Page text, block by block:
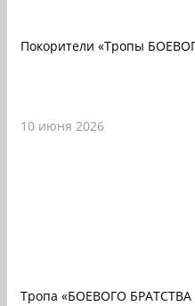
Покорители «Тропы
10 июня 2026
Тропа «БОЕВОГО БРАТСТВА